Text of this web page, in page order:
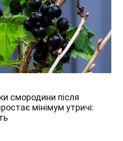
смородини після
мінімум утричі: